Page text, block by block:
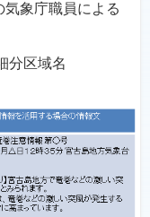
象庁職員による
分区域名